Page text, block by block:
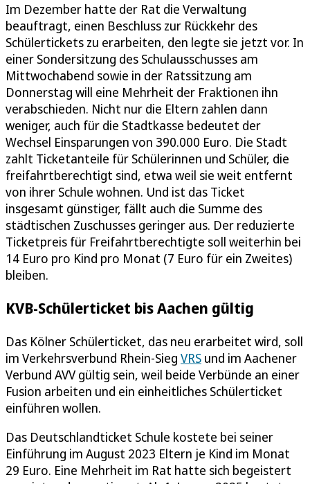
Im Dezember hatte der Rat die Verwaltung
beauftragt, einen Beschluss zur Rückkehr des
Schülertickets zu erarbeiten, den legte sie jetzt vor. In
einer Sondersitzung des Schulausschusses am
Mittwochabend sowie in der Ratssitzung am
Donnerstag will eine Mehrheit der Fraktionen ihn
verabschieden. Nicht nur die Eltern zahlen dann
weniger, auch für die Stadtkasse bedeutet der
Wechsel Einsparungen von 390.000 Euro. Die Stadt
zahlt Ticketanteile für Schülerinnen und Schüler, die
freifahrtberechtigt sind, etwa weil sie weit entfernt
von ihrer Schule wohnen. Und ist das Ticket
insgesamt günstiger, fällt auch die Summe des
städtischen Zuschusses geringer aus. Der reduzierte
Ticketpreis für Freifahrtberechtigte soll weiterhin bei
14 Euro pro Kind pro Monat (7 Euro für ein Zweites)
bleiben.
KVB-Schülerticket bis Aachen gültig
Das Kölner Schülerticket, das neu erarbeitet wird, soll
im Verkehrsverbund Rhein-Sieg VRS und im Aachener
Verbund AVV gültig sein, weil beide Verbünde an einer
Fusion arbeiten und ein einheitliches Schülerticket
einführen wollen.
Das Deutschlandticket Schule kostete bei seiner
Einführung im August 2023 Eltern je Kind im Monat
29 Euro. Eine Mehrheit im Rat hatte sich begeistert